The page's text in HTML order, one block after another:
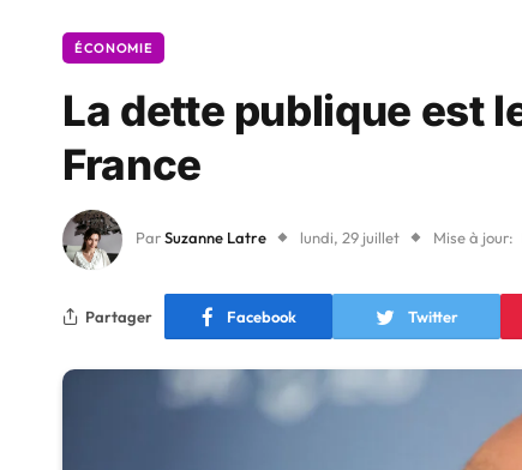
ÉCONOMIE
La dette publique est
France
ParSuzanne Latre lundi, 29 juillet Mise à jour:
Partager Facebook Twitter